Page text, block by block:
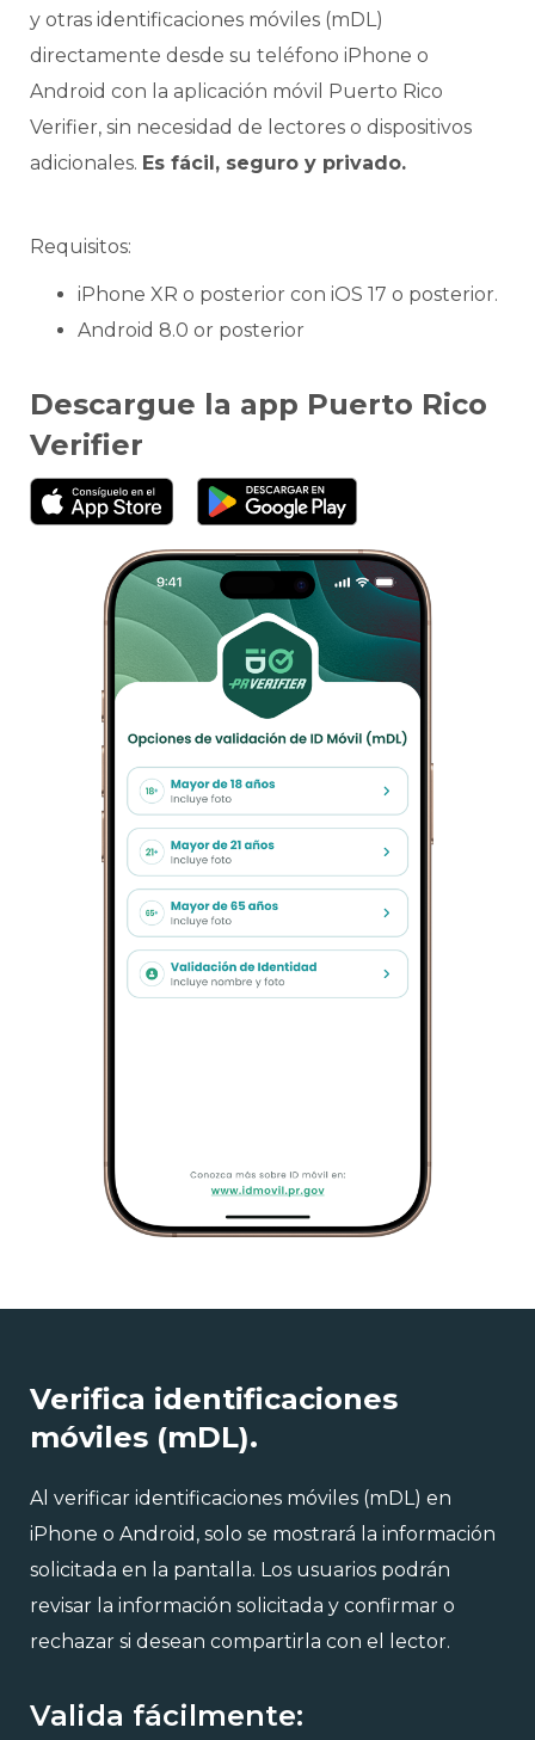
y otras identificaciones móviles (mDL)
directamente desde su teléfono iPhone o
Android con la aplicación móvil Puerto Rico
Verifier, sin necesidad de lectores o dispositivos
adicionales. Es fácil, seguro y privado.
Requisitos:
iPhone XR o posterior con iOS 17 o posterior.
Android 8.0 or posterior
Descargue la app Puerto Rico
Verifier
Verifica identificaciones
móviles (mDL).
Al verificar identificaciones móviles (mDL) en
iPhone o Android, solo se mostrará la información
solicitada en la pantalla. Los usuarios podrán
revisar la información solicitada y confirmar o
rechazar si desean compartirla con el lector.
Valida fácilmente: